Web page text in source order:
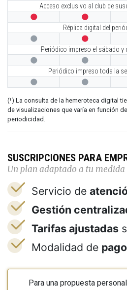
Acceso exclusivo al club de
 
Réplica digital del
 
Periódico impreso el sábado y
 
Periódico impreso toda la
 
(¹) La consulta de la hemeroteca digital
de visualizaciones que varía en función
periodicidad.
SUSCRIPCIONES PARA
Un plan adaptado a tu medida
Servicio de
Gestión
Tarifas ajustadas
Modalidad de
Para una propuesta